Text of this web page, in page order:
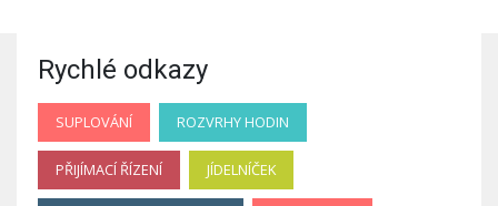
Rychlé odkazy
SUPLOVÁNÍ ROZVRHY HODIN
PŘIJÍMACÍ ŘÍZENÍ JÍDELNÍČEK